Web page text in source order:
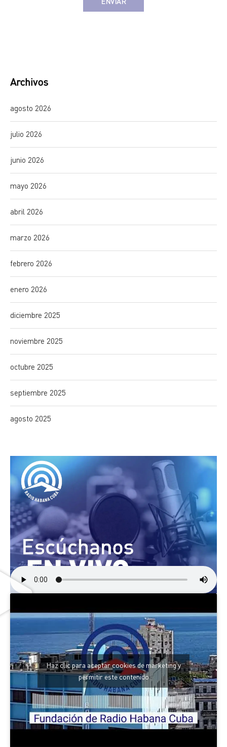
Archivos
agosto 2026
julio 2026
junio 2026
mayo 2026
abril 2026
marzo 2026
febrero 2026
enero 2026
diciembre 2025
noviembre 2025
octubre 2025
septiembre 2025
agosto 2025
Haz clic para aceptar cookies de marketing y
permitir este contenido